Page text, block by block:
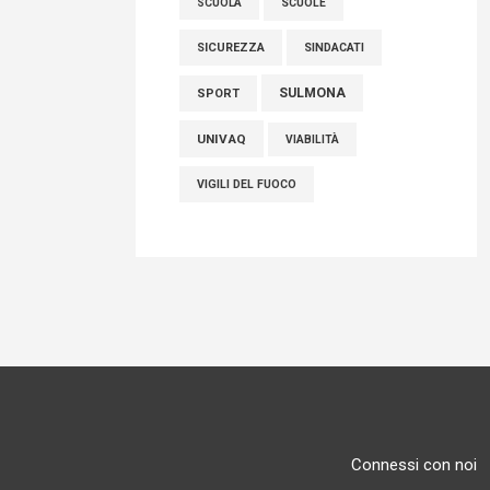
SCUOLA
SICUREZZA SINDACATI
SPORT SULMONA
UNIVAQ VIABILITÀ
VIGILI DEL FUOCO
Connessi con noi